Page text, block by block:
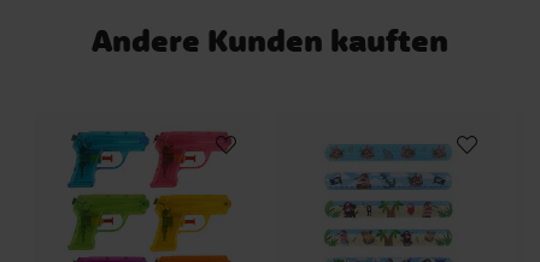
Servietten, 33 x 33 cm ✔️ 1 rote Kunststoff-
Tischdecke, 137 x 274 cm ✔️ 10 gelbe
Andere Kunden kauften